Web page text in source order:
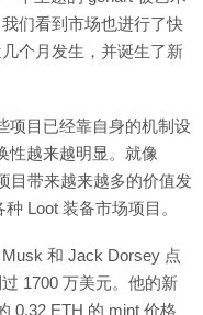
们看到市场也进行了快
个月发生，并诞生了新
项目已经靠自身的机制设
性越来越明显。就像
目带来越来越多的价值发
Loot 装备市场项目。
和 Jack Dorsey 点
1700 万美元。他的新
0.32 ETH 的 mint 价格